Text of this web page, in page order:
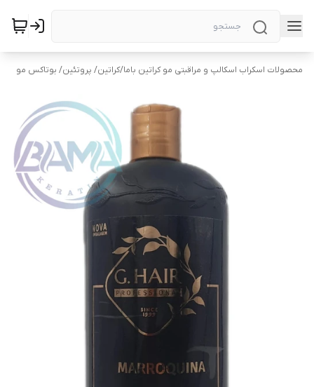
محصولات اسکراب اسکالپ و مراقبتی مو کراتین باما/کراتین/ پروتئین/ بوتاکس مو